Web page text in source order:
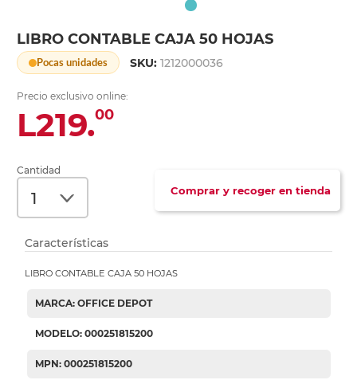
LIBRO CONTABLE CAJA 50 HOJAS
Pocas unidades SKU:1212000036
Precio exclusivo online:
L219.00
Cantidad
Comprar y recoger en tienda
Características
LIBRO CONTABLE CAJA 50 HOJAS
MARCA: OFFICE DEPOT
MODELO: 000251815200
MPN: 000251815200